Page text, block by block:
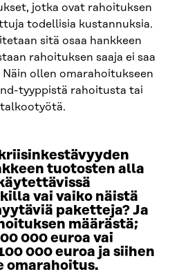
jotka ovat rahoituksen
todellisia kustannuksia.
sitä osaa hankkeen
rahoituksen saaja ei saa
ollen omarahoitukseen
tyyppistä rahoitusta tai
tuotosten alla
vai vaiko näistä
paketteja? Ja
määrästä;
000 euroa vai
000 euroa ja siihen
omarahoitus.